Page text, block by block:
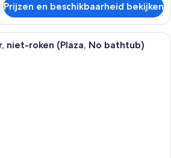
Prijzen en beschikbaarheid bekijken
Een hotelkamer met twee bedden,
niet-roken (Plaza, No bathtub)